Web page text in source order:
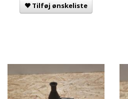
Tilføj ønskeliste